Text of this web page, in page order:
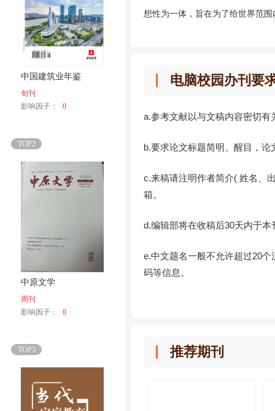
中国建筑业年鉴
旬刊
影响因子：
0
TOP2
中原文学
周刊
影响因子：
0
TOP3
想性为一体，旨在为了给世界范
电脑校园办刊要
a.参考文献以与文稿内容密切
b.要求论文标题简明、醒目，
c.来稿请注明作者简介( 姓名、
箱。
d.编辑部将在收稿后30天内于
e.中文题名一般不允许超过20
码等信息。
推荐期刊